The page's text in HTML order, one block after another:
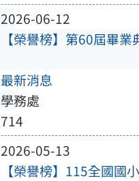
2026-06-12
【榮譽榜】第60屆畢
最新消息
學務處
714
2026-05-13
【榮譽榜】115全國國